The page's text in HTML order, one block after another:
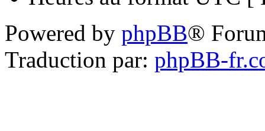
Powered by phpBB®
Traduction par: phpBB-